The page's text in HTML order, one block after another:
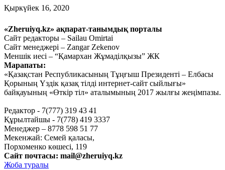
Қыркүйек 16, 2020
Ауыл шаруашылығын
дамытпай, бәсекеге қабілетті
экономика құру мүмкін емес
Қыркүйек 15, 2020
Тағы оқу
«Zheruiyq.kz» ақпарат-танымдық порталы
Сайт редакторы – Sailau Omirtai
Сайт менеджері – Zangar Zekenov
Меншік иесі – “Қамархан Жұмаділқызы” ЖК
Марапаты:
«Қазақстан Республикасының Тұңғыш Президенті – Елбасы
Қорының Үздік қазақ тілді интернет-сайт сыйлығы»
байқауының «Өткір тіл» аталымының 2017 жылғы жеңімпазы.
Редактор - 7(777) 319 43 41
Құрылтайшы - 7(778) 419 3337
Менеджер – 8778 598 51 77
Мекенжай: Семей қаласы,
Порхоменко көшесі, 119
Сайт почтасы: mail@zheruiyq.kz
Жоба туралы